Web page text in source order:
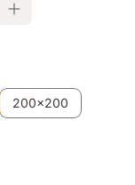
200x200